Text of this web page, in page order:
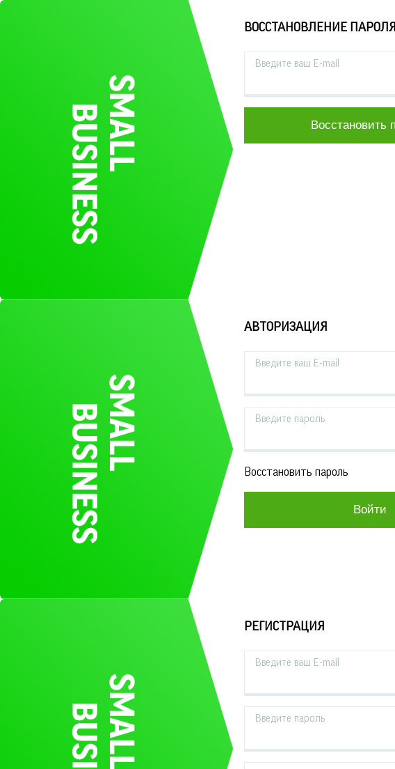
ВОССТАНОВЛЕНИЕ ПАРОЛЯ
Введите ваш E-mail
АВТОРИЗАЦИЯ
Введите ваш E-mail
Введите пароль
Восстановить пароль
РЕГИСТРАЦИЯ
Введите ваш E-mail
Введите пароль